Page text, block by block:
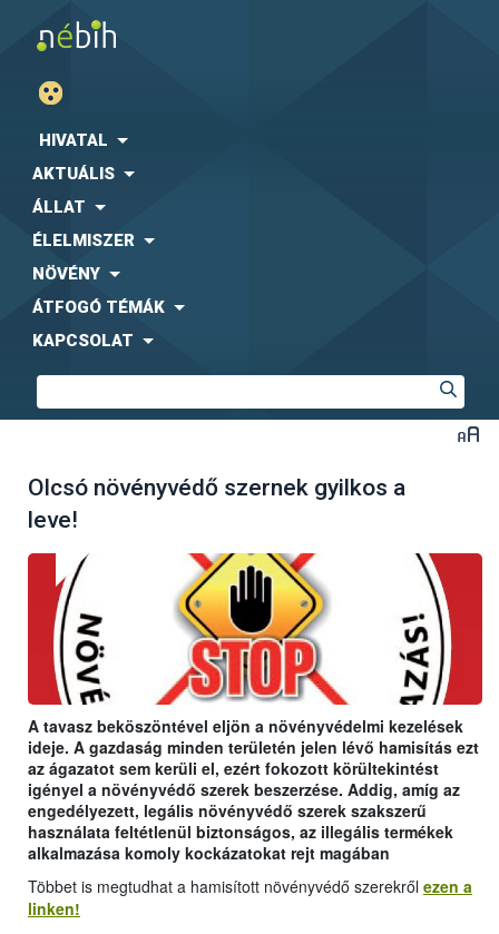
HIVATAL
AKTUÁLIS
ÁLLAT
ÉLELMISZER
NÖVÉNY
ÁTFOGÓ TÉMÁK
KAPCSOLAT
Olcsó növényvédő szernek gyilkos a
leve!
A tavasz beköszöntével eljön a növényvédelmi kezelések
ideje. A gazdaság minden területén jelen lévő hamisítás ezt
az ágazatot sem kerüli el, ezért fokozott körültekintést
igényel a növényvédő szerek beszerzése. Addig, amíg az
engedélyezett, legális növényvédő szerek szakszerű
használata feltétlenül biztonságos, az illegális termékek
alkalmazása komoly kockázatokat rejt magában
Többet is megtudhat a hamisított növényvédő szerekről ezen a
linken!